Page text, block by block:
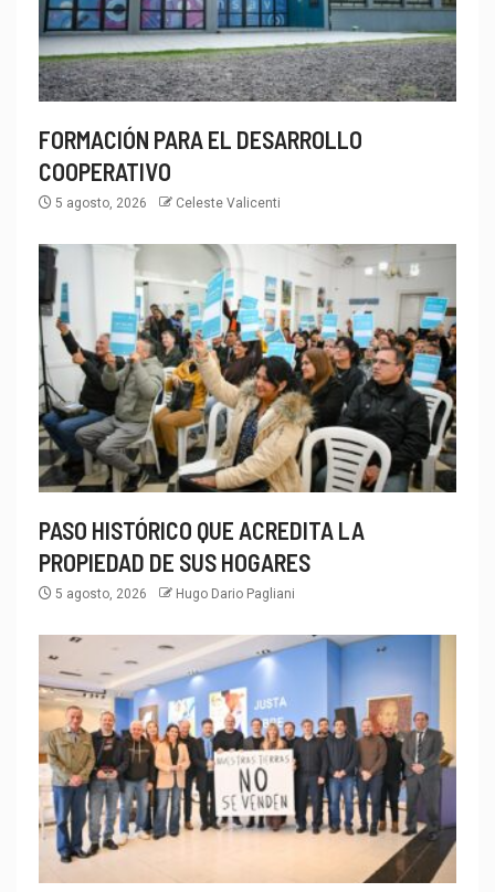
FORMACIÓN PARA EL DESARROLLO
COOPERATIVO
5 agosto, 2026 Celeste Valicenti
PASO HISTÓRICO QUE ACREDITA LA
PROPIEDAD DE SUS HOGARES
5 agosto, 2026 Hugo Dario Pagliani